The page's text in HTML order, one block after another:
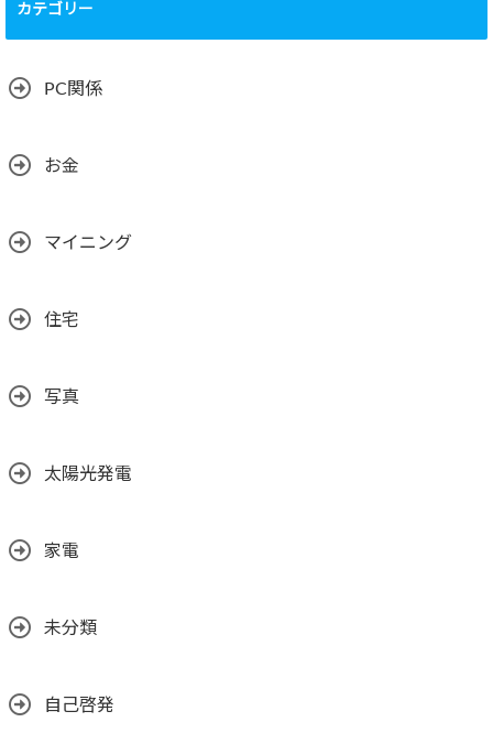
カテゴリー
PC関係
お金
マイニング
住宅
写真
太陽光発電
家電
未分類
自己啓発